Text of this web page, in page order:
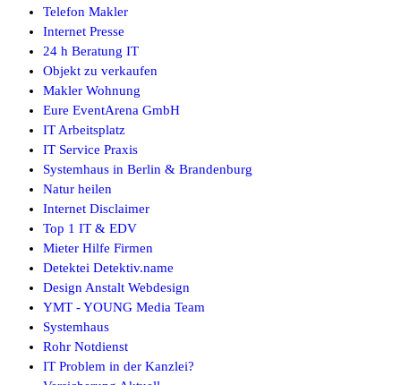
Telefon Makler
Internet Presse
24 h Beratung IT
Objekt zu verkaufen
Makler Wohnung
Eure EventArena GmbH
IT Arbeitsplatz
IT Service Praxis
Systemhaus in Berlin & Brandenburg
Natur heilen
Internet Disclaimer
Top 1 IT & EDV
Mieter Hilfe Firmen
Detektei Detektiv.name
Design Anstalt Webdesign
YMT - YOUNG Media Team
Systemhaus
Rohr Notdienst
IT Problem in der Kanzlei?